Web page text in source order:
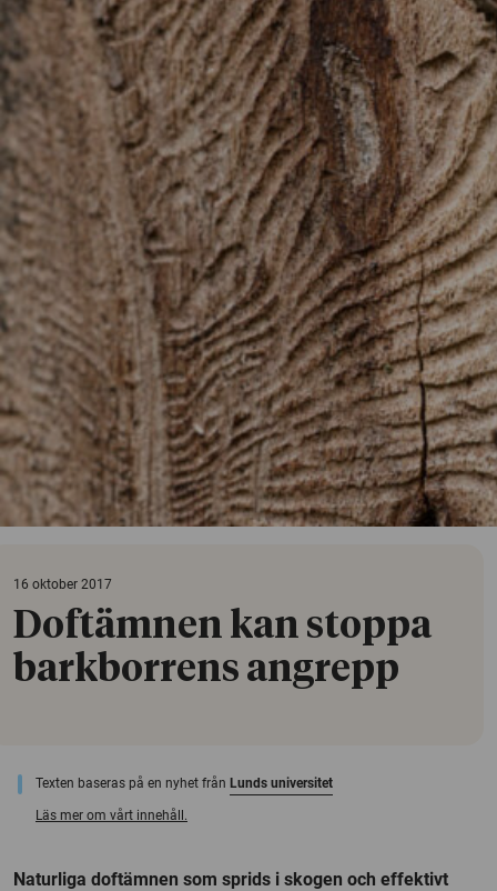
16 oktober 2017
Doftämnen kan stoppa
barkborrens angrepp
Texten baseras på en nyhet från Lunds universitet
Läs mer om vårt innehåll.
Naturliga doftämnen som sprids i skogen och effektivt